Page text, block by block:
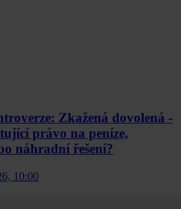
Zkažená dovolená -
právo na peníze,
náhradní řešení?
10:00